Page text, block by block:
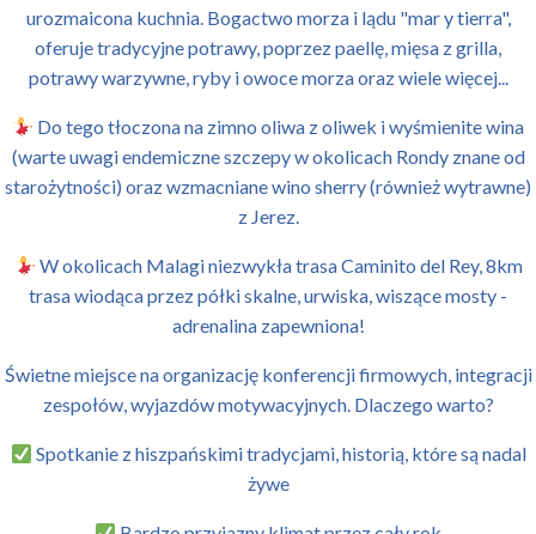
urozmaicona kuchnia. Bogactwo morza i lądu "mar y tierra",
oferuje tradycyjne potrawy, poprzez paellę, mięsa z grilla,
potrawy warzywne, ryby i owoce morza oraz wiele więcej...
Do tego tłoczona na zimno oliwa z oliwek i wyśmienite wina
(warte uwagi endemiczne szczepy w okolicach Rondy znane od
starożytności) oraz wzmacniane wino sherry (również wytrawne)
z Jerez.
W okolicach Malagi niezwykła trasa Caminito del Rey, 8km
trasa wiodąca przez półki skalne, urwiska, wiszące mosty -
adrenalina zapewniona!
Świetne miejsce na organizację konferencji firmowych, integracji
zespołów, wyjazdów motywacyjnych. Dlaczego warto?
Spotkanie z hiszpańskimi tradycjami, historią, które są nadal
żywe